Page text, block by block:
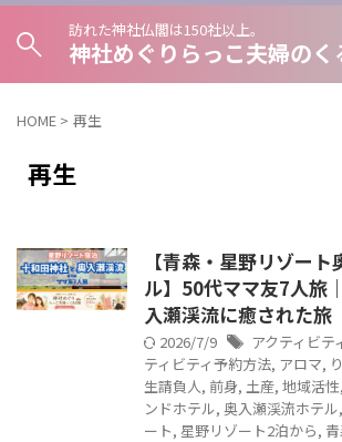
訪れた神社仏閣は150社以上。
神社めぐりらっこ夫婦のく
HOME > 再生
再生
【青森・星野リゾー
ル】50代ママ友7人旅
入瀬渓流に癒された旅
2026/7/9 アクティビテ
ティビティ予約方法, アロマ,
生請負人, 前身, 土産, 地域活性,
ンドホテル, 奥入瀬渓流ホテル,
ート, 星野リゾート2泊から,